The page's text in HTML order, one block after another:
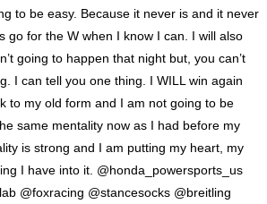
to be easy. Because it never is and it never
go for the W when I know I can. I will also
going to happen that night but, you can’t
I can tell you one thing. I WILL win again
to my old form and I am not going to be
same mentality now as I had before my
is strong and I am putting my heart, my
I have into it. @honda_powersports_us
@foxracing @stancesocks @breitling